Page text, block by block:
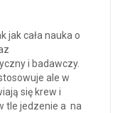
jak cała nauka o
i badawczy.
ale w
się krew i
tle jedzenie a na